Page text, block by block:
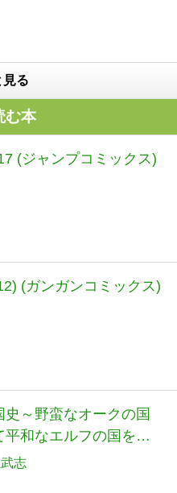
見る
む本
(ジャンプコミックス)
(ガンガンコミックス)
史～野蛮なオークの国
平和なエルフの国を焼
～６ (【漫画】オルク
志